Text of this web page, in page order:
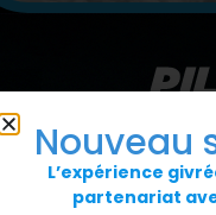
Nouveau
L’expérience
partenariat